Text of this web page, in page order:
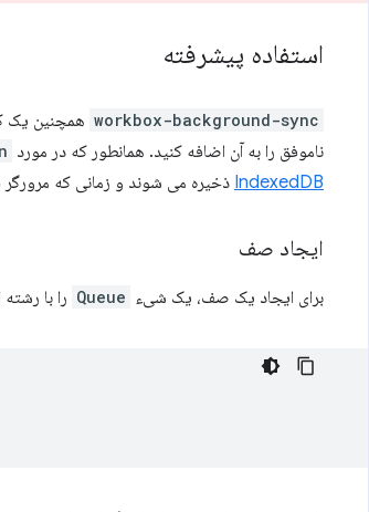
استفاده پیشرفته
workbox-background-sync همچنین یک
ناموفق را به آن اضافه کنید. همانطور که در مورد
IndexedDB ذخیره می شوند و زمانی که
ایجاد صف
برای ایجاد یک صف، یک شیء Queue را با